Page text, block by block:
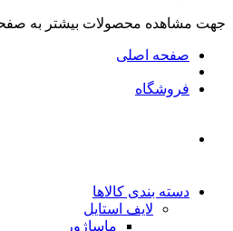
جهت مشاهده محصولات بیشتر به
صفحه اصلی
فروشگاه
دسته بندی کالاها
لایف استایل
ماساژور